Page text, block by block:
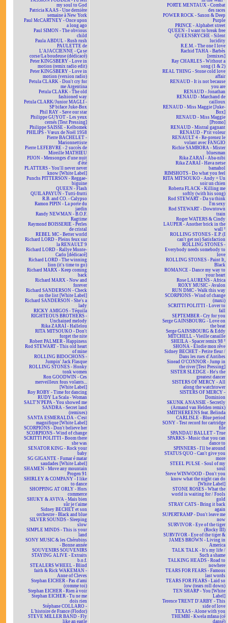
my soul to God
Patricia KAAS - Une dernière
semaine à New York
Paul McCARTNEY - Once upon
a long ago
Paul SIMON - The obvious
child
Paula ABDUL - Rush rush
PAULETTE de
L'AJACCIENNE - Ça se
corse/La boudeuse (dédicacé)
Peter KINGSBERY - Love in
motion (remix radio edit)
Peter KINGSBERY - Love in
motion (version radio)
Petula CLARK - Don't cry for
me Argentina
Petula CLARK - The old
fashioned way
Petula CLARK/Junior MAGLI -
SP biface Juke-Box
Phil RAY - Save our star
Philippe GUYOT - Les yeux
cernés [Test Pressing]
Philippe SAISSE - Kelbomek
PHILIPS - Vœux de Noël 1958
Pierre BACHELET -
Marionnettiste
Pierre LEFEBVRE - 2 succès de
Mireille MATHIEU
PIJON - Mensonges d'une nuit
d'été
PLATTERS - You'll never never
know [White Label]
Punchs PITTERSON - Reggae-
biguine
QUEEN - Flash
QUILAPAYUN - Tutti-frutti
R.B. and CO. - Calypso
Ramon PIPIN - La porte du
jardin
Randy NEWMAN - B.O.F.
Ragtime
Raymond BOISSERIE - Perles
de cristal
REBEL MC - Better world
Richard LORD - Pleins feux sur
la RENAULT 9
Richard LORD - Rallye Monte-
Carlo [dédicacé]
Richard LORD - The winning
lion (it's time to go)
Richard MARX - Keep coming
back
Richard MARX - Now and
forever
Richard SANDERSON - Check
on the list [White Label]
Richard SANDERSON - She's a
lady
RICKY AMIGOS - Téquila
RIGHTEOUS BROTHERS -
Unchained melody
Rika ZARAÏ - Hallelou
RITA MITSOUKO - Don't
forget the nite
Robert PALMER - Happiness
Rod STEWART - This old heart
of mine
ROLLING BIDOCHONS -
Jumpin' Jack Flasque
ROLLING STONES - Honky
tonk women
Ron GOODWIN - Ces
merveilleux fous volants...
[White Label]
Roy ROBY - Time for dancing
RUDY La Scala - Woman
SALT'N'PEPA - You showed me
SANDRA - Secret land
(remixes)
SANTA ESMERALDA - C'est
magnifique [White Label]
SCORPIONS - Don't believe her
SCORPIONS - Wind of change
SCRITTI POLITTI - Boom there
she was
SENATOR KING - Rock your
baby
SG GIGANTE - Fumar é matar
saudades [White Label]
SHAMEN - Move any mountain
Progen 91
SHIRLEY & COMPANY - I like
to dance
SHOPPING AT ORLY - Hors
commerce
SHUKY & AVIVA - Mais bien
sûr je t'aime
Sidney BECHET et son
orchestre - Black and blue
SILVER SOUNDS - Sleeping
slow
SIMPLE MINDS - This is your
land
SONY MUSIC & les Chérubins
- Bonne année
SOUVENIRS SOUVENIRS
STAYING ALIVE - Extraits
b.o.f.
STEALERS WHEEL - Blind
faith & Rick WAKEMAN -
Anne of Cleves
Stephan EICHER - Pas d'ami
(comme toi)
Stephan EICHER - Rien à voir
Stephan EICHER - Tu ne me
dois rien
Stéphane COLLARO -
L'histoire de France (Flodor)
STEVE MILLER BAND - Fly
like an eagle
PORTE MENTAUX - Combat
des races
POWER ROCK - Saxon & Deep
Purple
PRINCE - Alphabet street
QUEEN - I want to break free
QUEENSRYCHE - Silent
lucidity
R.E.M. - The one I love
Rachid TAHA - Barbès
[remixes]
Ray CHARLES - Without a
song (1 & 2)
REAL THING - Stone cold love
affair
RENAUD - It is not because
you are
RENAUD - Jonathan
RENAUD - Marchand de
cailloux
RENAUD - Miss Maggie [Juke-
Box]
RENAUD - Miss Maggie
[Promo]
RENAUD - Mistral gagnant
RENAUD - P'tit voleur
RENAULT 4 - Re-prenez le
volant avec FANGIO
Richie SAMBORA - Mister
bluesman
Rika ZARAÏ - Aba-nibi
Rika ZARAÏ - Hava netse
bamahol
RIMSHOTS - Do what you feel
RITA MITSOUKO - Andy + Un
soir un chien
Roberta FLACK - Killing me
softly (with his song)
Rod STEWART - Da ya think
I'm sexy
Rod STEWART - Downtown
train
Roger WATERS & Cindy
LAUPER - Another brick in the
wall ²
ROLLING STONES - E.P. (I
can't get no) Satisfaction
ROLLING STONES -
Everybody needs somebody to
love
ROLLING STONES - Paint It,
Black
ROMANCE - Dance my way to
your heart
Rose LAURENS - Africa
ROXY MUSIC - Avalon
RUN DMC - Walk this way
SCORPIONS - Wind of change
(maxi)
SCRITTI POLITTI - Lover to
fall
SEPTEMBER - Cry for you
Serge GAINSBOURG - Love on
the beat
Serge GAINSBOURG & Eddy
MITCHELL - Vieille canaille
SHEILA - Spacer remix 98 ²
SHONA - Elodie mon rêve
Sidney BECHET - Petite fleur /
Dans les rues d'Antibes
Sinead O'CONNOR - Jump in
the river [Test Pressing]
SISTER SLEDGE - He's the
greatest dancer
SISTERS OF MERCY - All
along the watchtower
SISTERS OF MERCY -
Dominion
SKUNK ANANSIE - Secretly
(Armand van Helden remix)
SMITHEREENS feat. Belinda
CARLISLE - Blue period
SONY - Test record for cartridge
file
SPANDAU BALLET - True
SPARKS - Music that you can
dance to
SPINNERS - I'll be around
STATUS QUO - Can't give you
more
STEEL PULSE - Soul of my
soul
Steve WINWOOD - Don't you
know what the night can do
[White Label]
STONE ROSES - What the
world is waiting for / Fools
gold
STRAY CATS - Bring it back
again
SUPERTRAMP - Don't leave me
now
SURVIVOR - Eye of the tiger
(Rocky III)
SURVIVOR - Eye of the tiger &
JAMES BROWN - Living in
America
TALK TALK - It's my life /
Such a shame
TALKING HEADS - Road to
nowhere
TEARS FOR FEARS - Famous
last words
TEARS FOR FEARS - Laid so
low (tears roll down)
TEN SHARP - You [White
Label]
Terence TRENT D'ARBY - This
side of love
TEXAS - Alone with you
THEMBI - Kwela mfana (cé
dansé)